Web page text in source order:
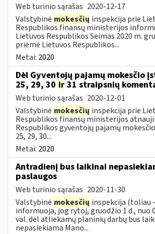
Web turinio sąrašas 2020-12-17
Valstybinė mokesčių inspekcija prie
Respublikos finansų ministerijos
Lietuvos Respublikos Seimas 2020 m.
priėmė Lietuvos Respublikos...
Metai: 2020
Dėl Gyventojų pajamų mokesčio
25, 29, 30 ir 31 straipsnių
Web turinio sąrašas 2020-12-01
Valstybinė mokesčių inspekcija prie
Respublikos finansų ministerijos
Respublikos gyventojų pajamų
25, 29, 30...
Metai: 2020
Antradienį bus laikinai
paslaugos
Web turinio sąrašas 2020-11-30
Valstybinė mokesčių inspekcija (toliau
informuoja, jog rytoj, gruodžio 1 d., nuo
val. dėl atliekamų planinių darbų bus
nepasiekiama Mano...